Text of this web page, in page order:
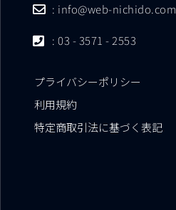
: info@web-nichido.com
: 03 - 3571 - 2553
プライバシーポリシー
利用規約
特定商取引法に基づく表記